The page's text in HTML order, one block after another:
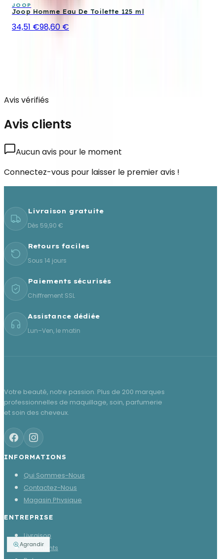
Agrandir
JOOP
Joop Homme Eau De Toilette 125 ml
34,51 €98,60 €
Avis vérifiés
Avis clients
Aucun avis pour le moment
Connectez-vous pour laisser le premier avis !
Livraison gratuite
Dès 59,90 €
Retours faciles
Sous 14 jours
Paiements sécurisés
Chiffrement SSL
Assistance dédiée
Lun–Ven, le matin
Votre beauté, notre passion. Plus de 200 marques
professionnelles de maquillage, soin, parfumerie
et soin des cheveux.
INFORMATIONS
Qui Sommes-Nous
Contactez-Nous
Magasin Physique
ENTREPRISE
Livraison
Paiements